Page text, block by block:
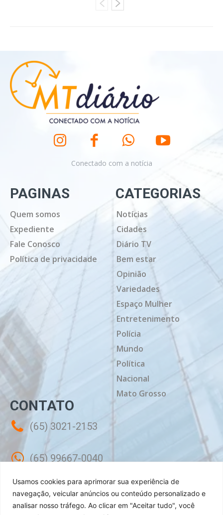
Usamos cookies para aprimorar sua experiência de
navegação, veicular anúncios ou conteúdo personalizado e
analisar nosso tráfego. Ao clicar em "Aceitar tudo", você
Conectado com a notícia
PAGINAS
Quem somos
Expediente
Fale Conosco
Política de privacidade
CATEGORIAS
Notícias
Cidades
Diário TV
Bem estar
Opinião
Variedades
Espaço Mulher
Entretenimento
Polícia
Mundo
Política
Nacional
Mato Grosso
CONTATO
(65) 3021-2153
(65) 99667-0040
contato@mtdiario.com.br